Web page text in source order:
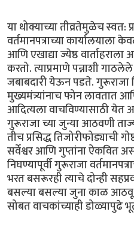
या धोक्याच्या तीव्रतेमुळेच स्वत:
वर्तमानपत्राच्या कार्यालयाला
आणि एखाद्या ज्येष्ठ
करतो. त्याप्रमाणे पन्नाशी
जबाबदारी येऊन पडते. गुरूराजा
मुख्यमंत्र्यांनाच फोन लावतात
आदित्यला वाचविण्यासाठी
गुरूराजा च्या जुन्या आठवणी
तीच प्रसिद्ध तिजोरीफोड्याची
सर्वेश्वर आणि गुप्तांना ऐकवित
निघण्यापूर्वी गुरूराजा
भरत बसरूरही त्याचे दोन्ही
बसल्या बसल्या जुना काळ
सोबत वाचकांच्याही डोळ्यापुढे